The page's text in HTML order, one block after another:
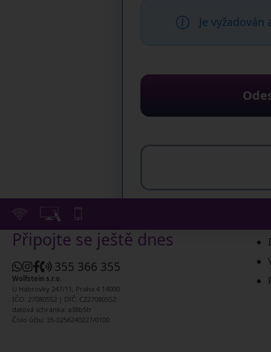
Je
Připojte se ještě dnes
355 366 355
Wolfstein s.r.o.
U Habrovky 247/11, Praha 4 14000
IČO: 27080552 | DIČ: CZ27080552
datová schránka: a38b5tr
Číslo účtu: 35-0256240227/0100